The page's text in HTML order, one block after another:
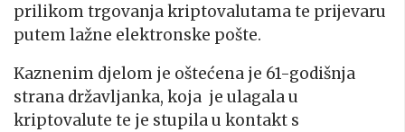
prilikom trgovanja kriptovalutama te prijevaru
putem lažne elektronske pošte.
Kaznenim djelom je oštećena je 61-godišnja
strana državljanka, koja je ulagala u
kriptovalute te je stupila u kontakt s